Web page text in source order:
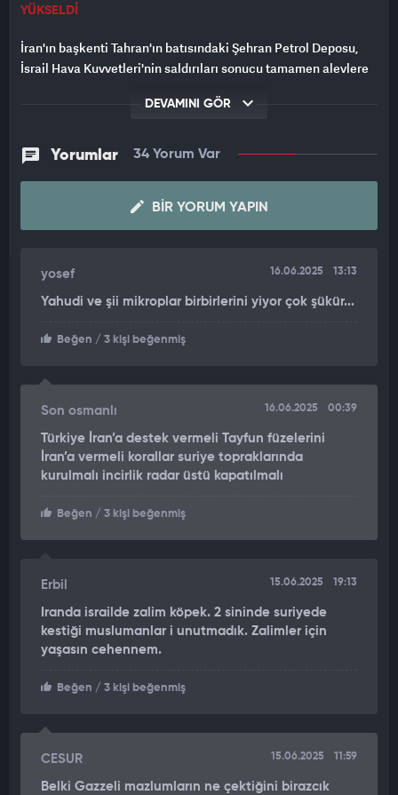
YÜKSELDİ
İran'ın başkenti Tahran'ın batısındaki Şehran Petrol Deposu,
İsrail Hava Kuvvetleri'nin saldırıları sonucu tamamen alevlere
İRAN DA HAYFA'DAKİ İSRAİL'İN EN BÜYÜK PETROL TESİSİNİ
VURDU
Savaşın 3. gününde İran'dan İsrail'e füze yağmuru kameraya
yansıdı. Hayfa petrol rafinerileri vuruldu.
Bazan Group tarafından işletilen rafineri, Hayfa Körfezi'nde
bulunan İsrail'in en büyük petrol işleme tesisi olarak biliniyor.
Yıllık yaklaşık 9,8 milyon ton ham petrol işliyor ve endüstriyel,
üretiyor.
DEVAMINI GÖR
Yorumlar 34 Yorum Var
BIR YORUM YAPIN
yosef 16.06.2025 13:13
Yahudi ve şii mikroplar birbirlerini yiyor çok şükür...
Beğen / 3 kişi beğenmiş
Son osmanlı 16.06.2025 00:39
Türkiye İran’a destek vermeli Tayfun füzelerini
İran’a vermeli korallar suriye topraklarında
kurulmalı incirlik radar üstü kapatılmalı
Beğen / 3 kişi beğenmiş
Erbil 15.06.2025 19:13
Iranda israilde zalim köpek. 2 sininde suriyede
kestiği muslumanlar i unutmadık. Zalimler için
yaşasın cehennem.
Beğen / 3 kişi beğenmiş
CESUR 15.06.2025 11:59
Belki Gazzeli mazlumların ne çektiğini birazcık